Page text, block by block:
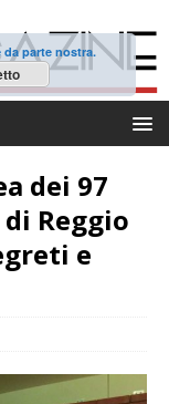
dei 97
Reggio
e
parte nostra.